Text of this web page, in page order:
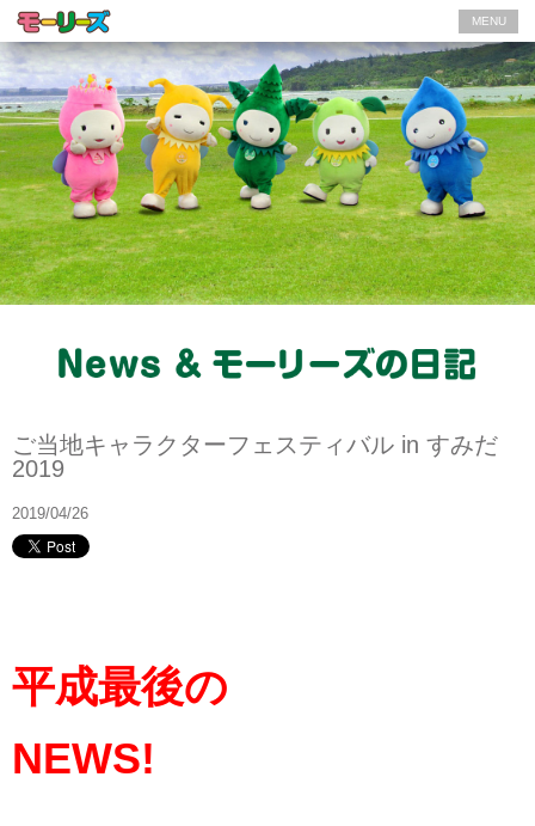
MENU
ご当地キャラクターフェスティバル in すみだ
2019
2019/04/26
平成最後の
NEWS!